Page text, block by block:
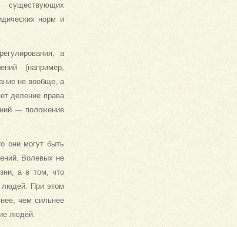
норм и
а
(например,
не вообще, а
деление права
— положение
они могут быть
Волевых не
а в том, что
людей. При этом
чем сильнее
людей.